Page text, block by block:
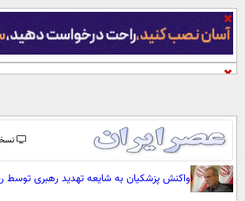
صفحه اول
واکنش پزشکیان به شایعه تهدید رهبری توسط